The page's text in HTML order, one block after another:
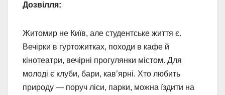
Дозвілля:
Житомир не Київ, але студентське життя є.
Вечірки в гуртожитках, походи в кафе й
кінотеатри, вечірні прогулянки містом. Для
молоді є клуби, бари, кав’ярні. Хто любить
природу — поруч ліси, парки, можна їздити на